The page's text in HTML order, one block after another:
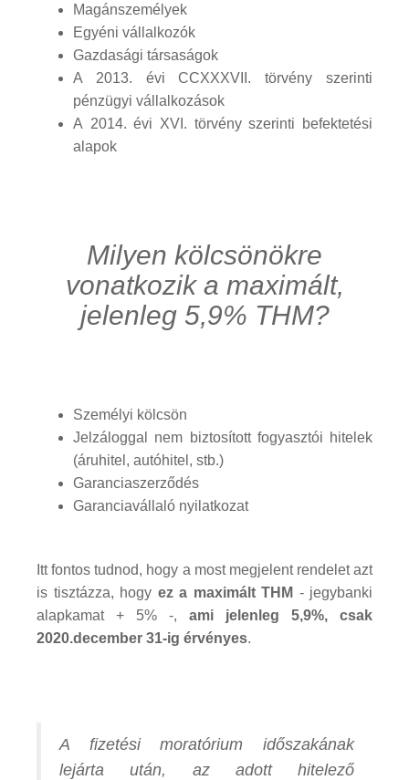
Magánszemélyek
Egyéni vállalkozók
Gazdasági társaságok
A 2013. évi CCXXXVII. törvény szerinti
pénzügyi vállalkozások
A 2014. évi XVI. törvény szerinti befektetési
alapok
Milyen kölcsönökre
vonatkozik a maximált,
jelenleg 5,9% THM?
Személyi kölcsön
Jelzáloggal nem biztosított fogyasztói hitelek
(áruhitel, autóhitel, stb.)
Garanciaszerződés
Garanciavállaló nyilatkozat
Itt fontos tudnod, hogy a most megjelent rendelet azt
is tisztázza, hogy ez a maximált THM - jegybanki
alapkamat + 5% -, ami jelenleg 5,9%, csak
2020.december 31-ig érvényes.
A fizetési moratórium időszakának
lejárta után, az adott hitelező